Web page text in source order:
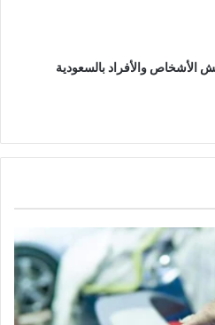
الأشخاص والأفراد بالسعودية